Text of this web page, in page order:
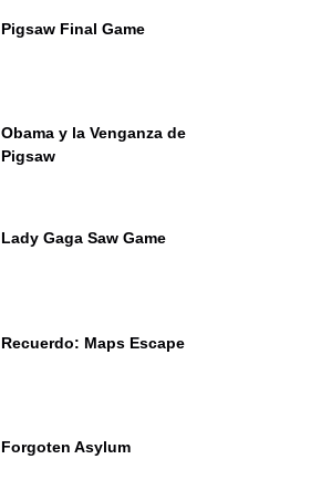
Pigsaw Final Game
Obama y la Venganza de
Pigsaw
Lady Gaga Saw Game
Recuerdo: Maps Escape
Forgoten Asylum